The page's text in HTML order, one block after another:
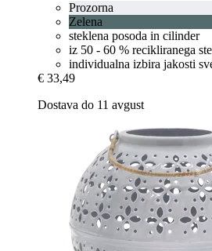
Prozorna
Zelena
steklena posoda in cilinder
iz 50 - 60 % recikliranega
individualna izbira jakosti
€ 33,49
Dostava do 11 avgust